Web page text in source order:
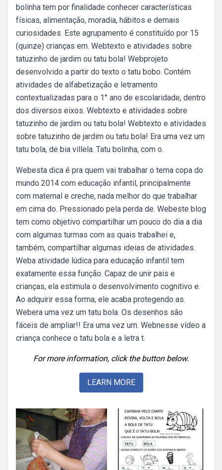
bolinha tem por finalidade conhecer características
físicas, alimentação, moradia, hábitos e demais
curiosidades. Este agrupamento é constituído por 15
(quinze) crianças em. Webtexto e atividades sobre
tatuzinho de jardim ou tatu bola! Webprojeto
desenvolvido a partir do texto o tatu bobo. Contém
atividades de alfabetização e letramento
contextualizadas para o 1° ano de escolaridade, dentro
dos diversos eixos. Webtexto e atividades sobre
tatuzinho de jardim ou tatu bola! Webtexto e atividades
sobre tatuzinho de jardim ou tatu bola! Era uma vez um
tatu bola, de bia villela. Tatu bolinha, com o.
Webesta dica é pra quem vai trabalhar o tema copa do
mundo 2014 com educação infantil, principalmente
com maternal e creche, nada melhor do que trabalhar
em cima do. Pressionado pela perda de. Webeste blog
tem como objetivo compartilhar um pouco do dia a dia
com algumas turmas com as quais trabalhei e,
também, compartilhar algumas ideias de atividades.
Weba atividade lúdica para educação infantil tem
exatamente essa função. Capaz de unir pais e
crianças, ela estimula o desenvolvimento cognitivo e.
Ao adquirir essa forma, ele acaba protegendo as.
Webera uma vez um tatu bola. Os desenhos são
fáceis de ampliar!! Era uma vez um. Webnesse vídeo a
criança conhece o tatu bola e a letra t.
For more information, click the button below.
LEARN MORE